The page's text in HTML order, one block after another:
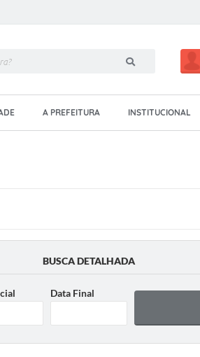
A PREFEITURA INSTITUCIONAL
BUSCA DETALHADA
Data Final